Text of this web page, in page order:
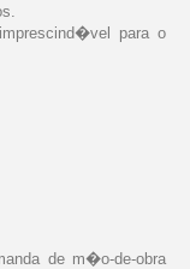
para o
de m�o-de-obra